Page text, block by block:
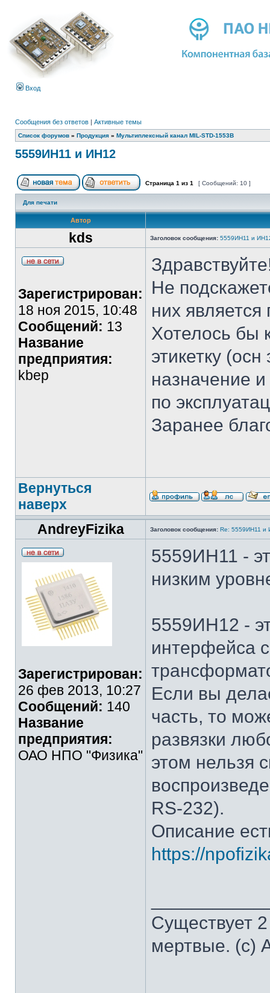
Вход
Сообщения без ответов | Активные темы
Список форумов » Продукция » Мультиплексный канал MIL-STD-1553B
5559ИН11 и ИН12
Страница 1 из 1 [ Сообщений: 10 ]
Для печати
Автор
kds Заголовок сообщения: 5559ИН11 и
Зарегистрирован:
18 ноя 2015, 10:48
Сообщений: 13
Название
предприятия:
kbep
Не
них
Хотелось бы
этикетку
назначение
по
Заранее
Вернуться
наверх
AndreyFizika
Заголовок сообщения: Re: 5559ИН11 и
Зарегистрирован:
26 фев 2013, 10:27
Сообщений: 140
Название
предприятия:
ОАО НПО "Физика"
5559ИН11 -
низким
5559ИН12 -
интерфейса
Если вы
часть, то
развязки
этом нельзя
RS-232).
Описание
https://
Существует
мертвые. (с)